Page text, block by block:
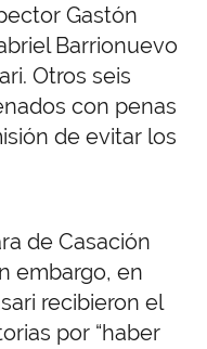
Gastón
Barrionuevo
Otros seis
con penas
de evitar los
de Casación
embargo, en
recibieron el
por “haber